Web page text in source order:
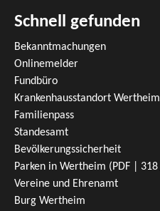
Schnell gefunden
Bekanntmachungen
Onlinemelder
Fundbüro
Krankenhausstandort Wertheim
Familienpass
Standesamt
Bevölkerungssicherheit
Parken in Wertheim (PDF | 318
Vereine und Ehrenamt
Burg Wertheim